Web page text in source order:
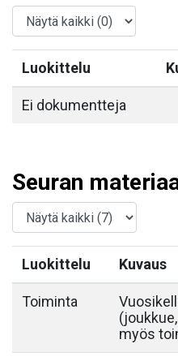
Luokittelu
Ei dokumentteja
Seuran
Luokittelu Kuvaus
Toiminta
myös